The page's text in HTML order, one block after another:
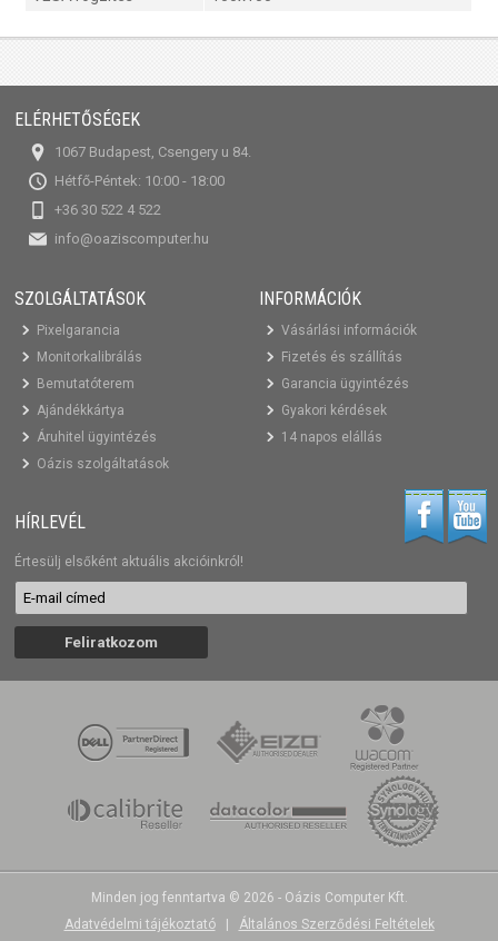
ELÉRHETŐSÉGEK
1067 Budapest, Csengery u 84.
Hétfő-Péntek: 10:00 - 18:00
+36 30 522 4 522
info@oaziscomputer.hu
SZOLGÁLTATÁSOK
Pixelgarancia
Monitorkalibrálás
Bemutatóterem
Ajándékkártya
Áruhitel ügyintézés
Oázis szolgáltatások
INFORMÁCIÓK
Vásárlási információk
Fizetés és szállítás
Garancia ügyintézés
Gyakori kérdések
14 napos elállás
HÍRLEVÉL
Értesülj elsőként aktuális akcióinkról!
Minden jog fenntartva © 2026 - Oázis Computer Kft.
Adatvédelmi tájékoztató
Általános Szerződési Feltételek